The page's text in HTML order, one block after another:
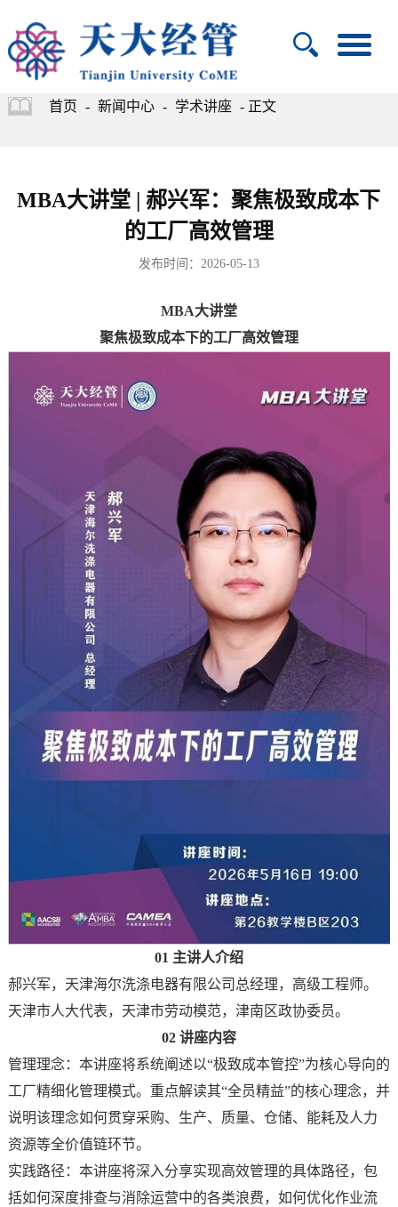
首页 - 新闻中心 - 学术讲座 - 正文
MBA大讲堂 | 郝兴军：聚焦极致成本下
的工厂高效管理
发布时间：2026-05-13
MBA大讲堂
聚焦极致成本下的工厂高效管理
01 主讲人介绍
郝兴军，天津海尔洗涤电器有限公司总经理，高级工程师。
天津市人大代表，天津市劳动模范，津南区政协委员。
02 讲座内容
管理理念：本讲座将系统阐述以“极致成本管控”为核心导向的
工厂精细化管理模式。重点解读其“全员精益”的核心理念，并
说明该理念如何贯穿采购、生产、质量、仓储、能耗及人力
资源等全价值链环节。
实践路径：本讲座将深入分享实现高效管理的具体路径，包
括如何深度排查与消除运营中的各类浪费，如何优化作业流